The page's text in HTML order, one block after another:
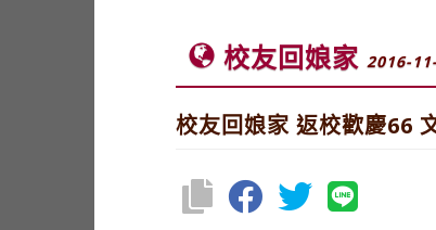
校友回娘家 2016-
校友回娘家 返校歡慶66